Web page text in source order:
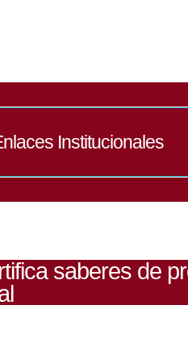
Institucionales
saberes de